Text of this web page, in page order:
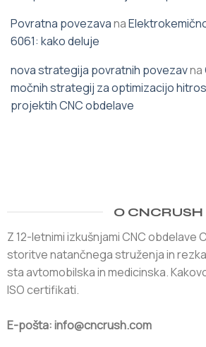
Povratna povezavana
6061: kako deluje
nova strategija povratnih povezavna
močnih strategij za optimizacijo
projektih CNC obdelave
O CNCRUSH
Z 12-letnimi izkušnjami CNC obdelave
storitve natančnega struženja in
sta avtomobilska in medicinska.
ISO certifikati.
E-pošta: info@cncrush.com